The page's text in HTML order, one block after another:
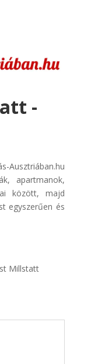
-
Ausztriában.hu
apartmanok,
között, majd
egyszerűen és
Millstatt